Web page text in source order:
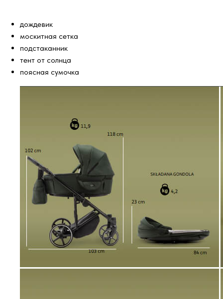
дождевик
москитная сетка
подстаканник
тент от солнца
поясная сумочка